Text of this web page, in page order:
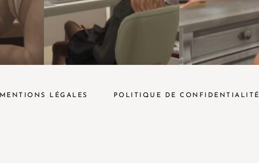
MENTIONS LÉGALES POLITIQUE DE CONFIDENTIALITÉ